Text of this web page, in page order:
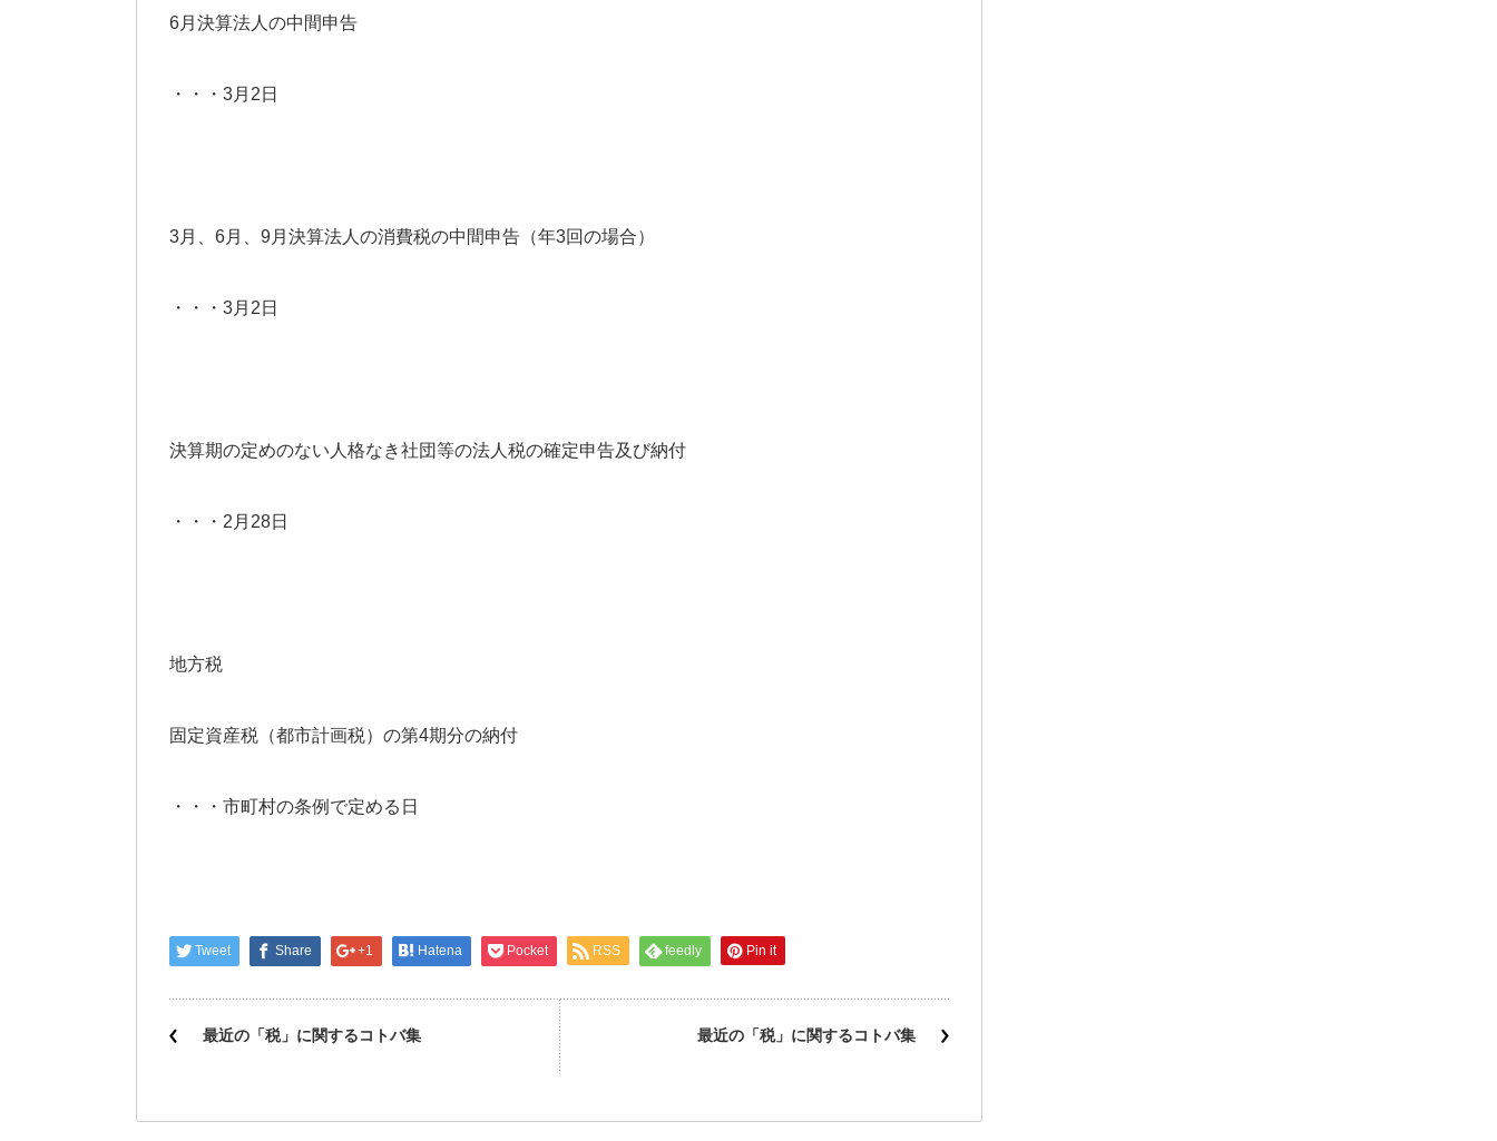
6月決算法人の中間申告
・・・3月2日
3月、6月、9月決算法人の消費税の中間申告（年3回の場合）
・・・3月2日
決算期の定めのない人格なき社団等の法人税の確定申告及び納付
・・・2月28日
地方税
固定資産税（都市計画税）の第4期分の納付
・・・市町村の条例で定める日
Tweet Share +1 Hatena Pocket RSS feedly Pin it
最近の「税」に関するコトバ集 最近の「税」に関するコトバ集